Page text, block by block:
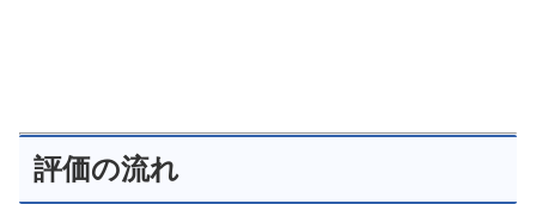
評価の流れ